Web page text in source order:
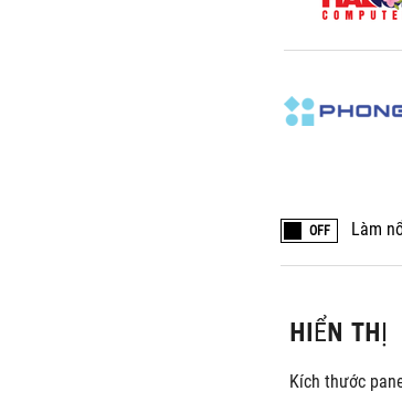
OFF Làm
HIỂN THỊ
Kích thước